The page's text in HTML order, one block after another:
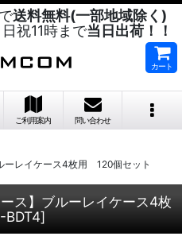
送料無料(一部地域除く)
祝11時まで当日出荷！！
カート
ご利用案内 問い合わせ
ーレイケース4枚用 120個セット
ス】ブルーレイケース4枚
BDT4]